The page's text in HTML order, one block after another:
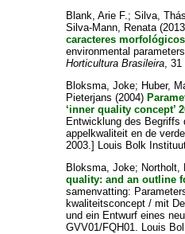
Blank, Arie F.;Silva,
Silva-Mann, Renata
caracteres
environmental
Horticultura Brasileira, 31
Bloksma, Joke; Huber,
Pieterjans (2004)
‘inner quality concept’
Entwicklung des Begriffs
appelkwaliteit en de
2003.] Louis Bolk
Bloksma, Joke; Northolt,
quality: and an outline
samenvatting:
kwaliteitsconcept / mit
und ein Entwurf eines
GVV01/FQH01. Louis